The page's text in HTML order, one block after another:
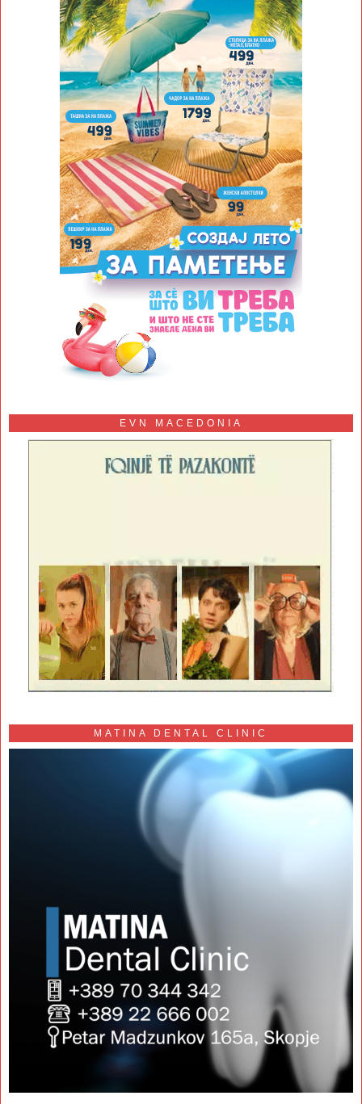
EVN MACEDONIA
MATINA DENTAL CLINIC